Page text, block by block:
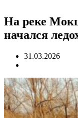
На реке
начался
31.03.2026